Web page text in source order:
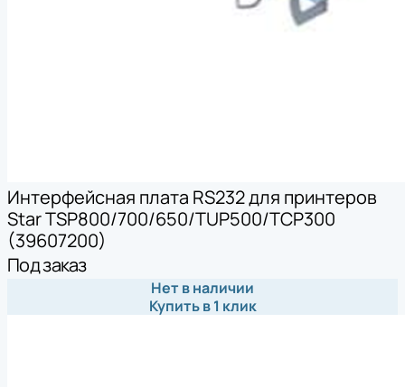
Интерфейсная плата RS232 для принтеров
Star TSP800/700/650/TUP500/TCP300
(39607200)
Под заказ
Нет в наличии
Купить в 1 клик